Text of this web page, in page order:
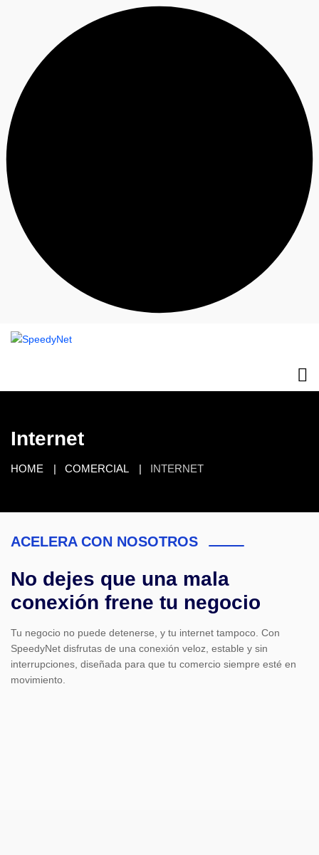
Internet
HOME COMERCIAL INTERNET
ACELERA CON NOSOTROS
No dejes que una mala
conexión frene tu negocio
Tu negocio no puede detenerse, y tu internet tampoco. Con
SpeedyNet disfrutas de una conexión veloz, estable y sin
interrupciones, diseñada para que tu comercio siempre esté en
movimiento.